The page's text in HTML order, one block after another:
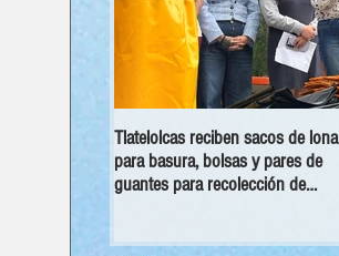
Tlatelolcas reciben sacos de lona
para basura, bolsas y pares de
guantes para recolección de